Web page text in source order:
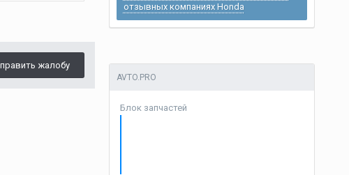
жалобу
отзывных компаниях Honda
AVTO.PRO
Блок запчастей